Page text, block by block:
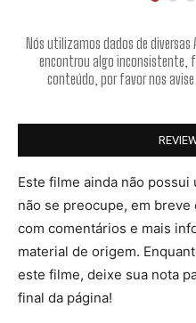
Nós utilizamos dados de
encontrou algo inconsistente,
conteúdo, por favor nos
Este filme ainda não
não se preocupe, em breve
com comentários e mais
material de origem.
este filme, deixe sua nota
final da página!